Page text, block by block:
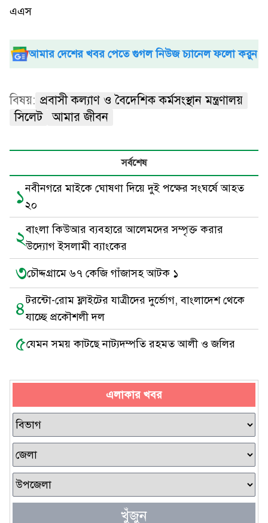
এএস
আমার দেশের খবর পেতে গুগল নিউজ চ্যানেল ফলো করুন
বিষয়: প্রবাসী কল্যাণ ও বৈদেশিক কর্মসংস্থান মন্ত্রণালয়
সিলেট
আমার জীবন
সর্বশেষ
১নবীনগরে মাইকে ঘোষণা দিয়ে দুই পক্ষের সংঘর্ষে আহত
২০
২বাংলা কিউআর ব্যবহারে আলেমদের সম্পৃক্ত করার
উদ্যোগ ইসলামী ব্যাংকের
৩চৌদ্দগ্রামে ৬৭ কেজি গাঁজাসহ আটক ১
৪টরন্টো-রোম ফ্লাইটের যাত্রীদের দুর্ভোগ, বাংলাদেশ থেকে
যাচ্ছে প্রকৌশলী দল
৫যেমন সময় কাটছে নাট্যদম্পতি রহমত আলী ও জলির
এলাকার খবর
খুঁজুন